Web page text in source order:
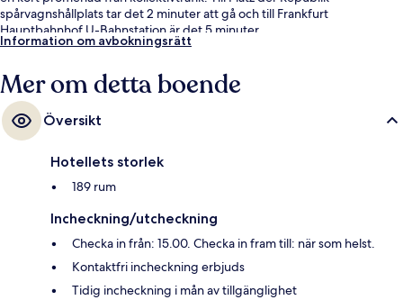
spårvagnshållplats tar det 2 minuter att gå och till Frankfurt
Hauptbahnhof U-Bahnstation är det 5 minuter.
Information om avbokningsrätt
Mer om detta boende
Översikt
Hotellets storlek
189 rum
Incheckning/utcheckning
Checka in från: 15.00. Checka in fram till: när som helst.
Kontaktfri incheckning erbjuds
Tidig incheckning i mån av tillgänglighet